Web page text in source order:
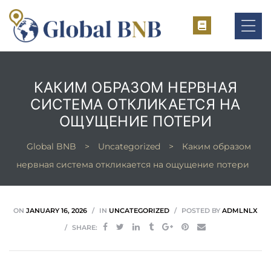
КАКИМ ОБРАЗОМ НЕРВНАЯ
СИСТЕМА ОТКЛИКАЕТСЯ НА
ОЩУЩЕНИЕ ПОТЕРИ
Global BNB > Uncategorized >
Каким образом
нервная система откликается на ощущение потери
ON JANUARY 16, 2026 IN UNCATEGORIZED POSTED BY ADMLNLX
SHARE: